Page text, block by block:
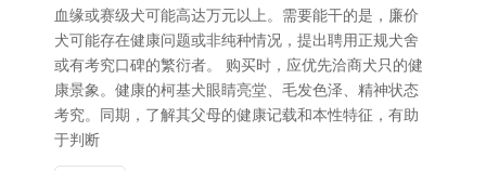
血缘或赛级犬可能高达万元以上。需要能干的是，廉价
犬可能存在健康问题或非纯种情况，提出聘用正规犬舍
或有考究口碑的繁衍者。 购买时，应优先洽商犬只的健
康景象。健康的柯基犬眼睛亮堂、毛发色泽、精神状态
考究。同期，了解其父母的健康记载和本性特征，有助
于判断